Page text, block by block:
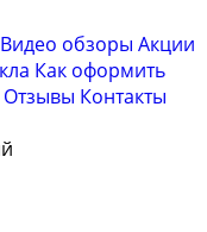
Видео обзоры Акции
Как оформить
Отзывы Контакты